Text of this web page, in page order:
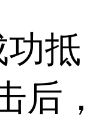
功抵
后，